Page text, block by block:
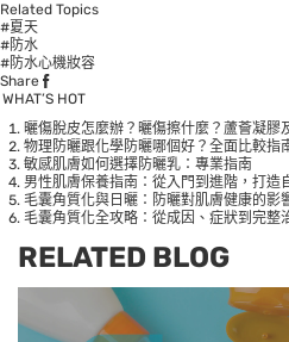
Related Topics
#夏天
#防水
#防水心機妝容
Share
WHAT’S HOT
曬傷脫皮怎麼辦？曬傷擦什麼？蘆薈凝膠
物理防曬跟化學防曬哪個好？全面比較指
敏感肌膚如何選擇防曬乳：專業指南
男性肌膚保養指南：從入門到進階，打造
毛囊角質化與日曬：防曬對肌膚健康的影
毛囊角質化全攻略：從成因、症狀到完整
RELATED BLOG